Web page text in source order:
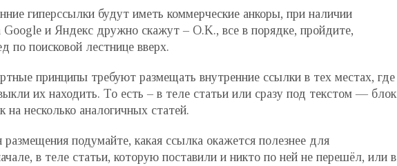
гиперссылки будут иметь коммерческие анкоры, при наличии
Google и Яндекс дружно скажут – O.K., все в порядке, пройдите,
по поисковой лестнице вверх.
принципы требуют размещать внутренние ссылки в тех местах, где
их находить. То есть – в теле статьи или сразу под текстом — блок
на несколько аналогичных статей.
подумайте, какая ссылка окажется полезнее для
в теле статьи, которую поставили и никто по ней не перешёл, или в